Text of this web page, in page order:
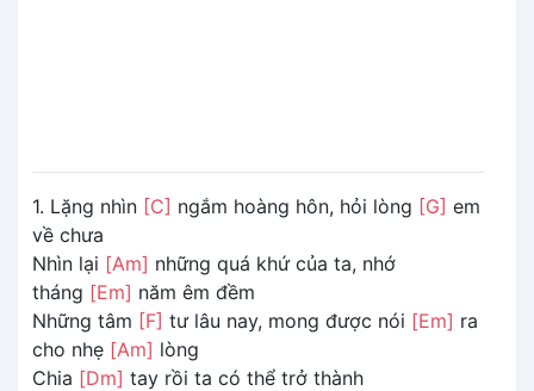
1. Lặng nhìn [C] ngắm hoàng hôn, hỏi lòng [G] em
về chưa
Nhìn lại [Am] những quá khứ của ta, nhớ
tháng [Em] năm êm đềm
Những tâm [F] tư lâu nay, mong được nói [Em] ra
cho nhẹ [Am] lòng
Chia [Dm] tay rồi ta có thể trở thành